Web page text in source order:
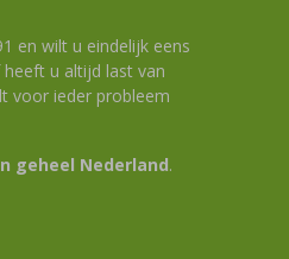
en wilt u eindelijk eens
u altijd last van
voor ieder probleem
geheel Nederland.